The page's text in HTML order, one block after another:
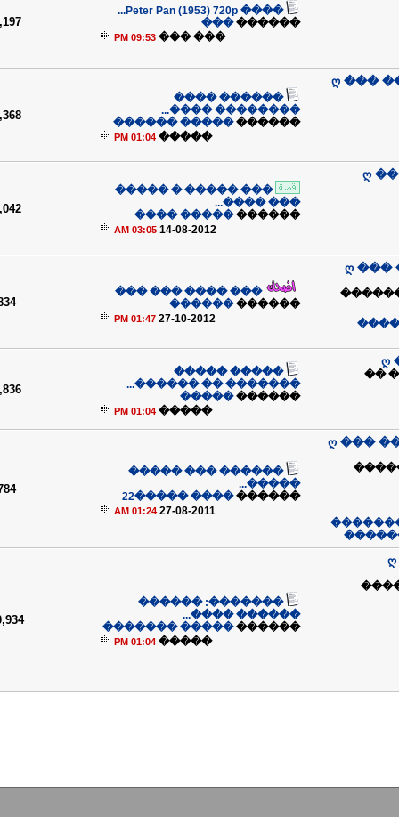
���� Peter Pan (1953) 720p...
������
���
��� ���
09:53 PM
ღ ���
������ ����
�������� ����...
������
����� ������
�����
01:04 PM
ღ
��� ����� � �����
��� ����...
������
����� ����
14-08-2012
03:05 AM
ღ ���
����
���
��� ���� ��� ���
������
������
27-10-2012
01:47 PM
ღ
����� �����
������� �� ������...
������
�����
�����
01:04 PM
ღ ���
���
���
���
������ ��� �����
�����...
������
���� �����22
27-08-2011
01:24 AM
�����
�������: ������
������ ����...
������
����� �������
�����
01:04 PM